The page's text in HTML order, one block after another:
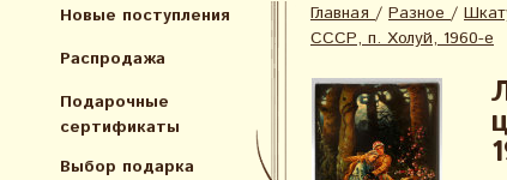
Новые поступления
Распродажа
Подарочные
сертификаты
Выбор подарка
Главная / Разное /
СССР, п. Холуй, 1960-е